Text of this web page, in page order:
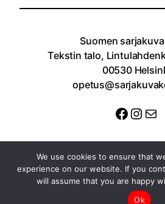
Suomen
Tekstin talo,
00530
We use cookies to ensure that
experience on our website. If you
will assume that you are happy
Ok